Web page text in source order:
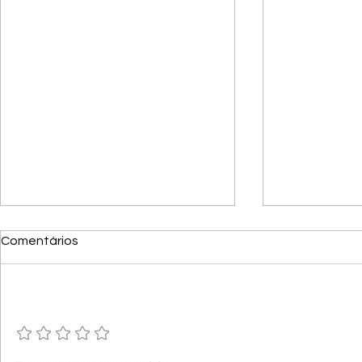
Comentários